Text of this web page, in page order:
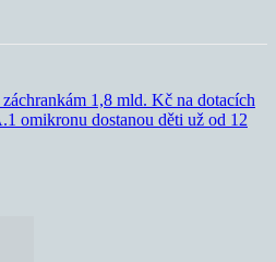
1,8 mld. Kč na dotacích
omikronu dostanou děti už od 12